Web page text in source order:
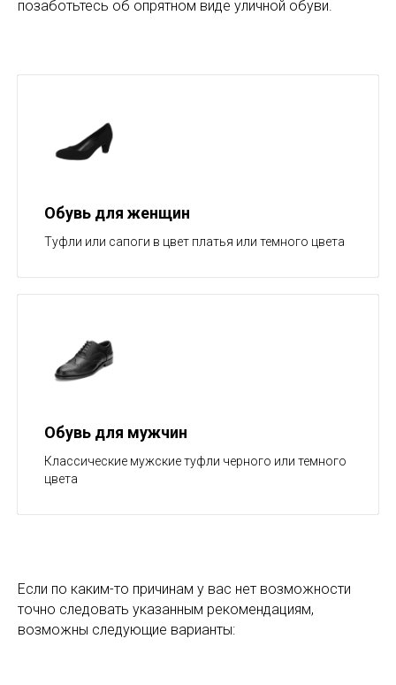
позаботьтесь об опрятном виде уличной обуви.
Обувь для женщин
Туфли или сапоги в цвет платья или темного цвета
Обувь для мужчин
Классические мужские туфли черного или темного
цвета
Если по каким-то причинам у вас нет возможности
точно следовать указанным рекомендациям,
возможны следующие варианты: